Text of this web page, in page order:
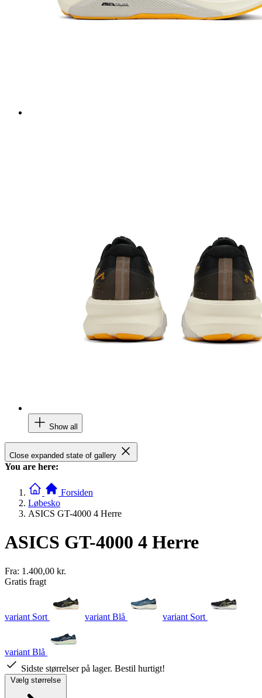
Show all
Close expanded state of gallery
You are here:
Forsiden
Løbesko
ASICS GT-4000 4 Herre
ASICS GT-4000 4 Herre
Fra: 1.400,00 kr.
Gratis fragt
variant Sort variant Blå variant Sort
variant Blå
Sidste størrelser på lager. Bestil hurtigt!
Vælg størrelse